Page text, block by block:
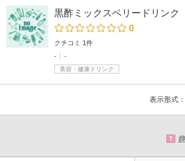
黒酢ミックスベリードリンク
0
クチコミ 1件
-
-
美容・健康ドリンク
表示形式：
?